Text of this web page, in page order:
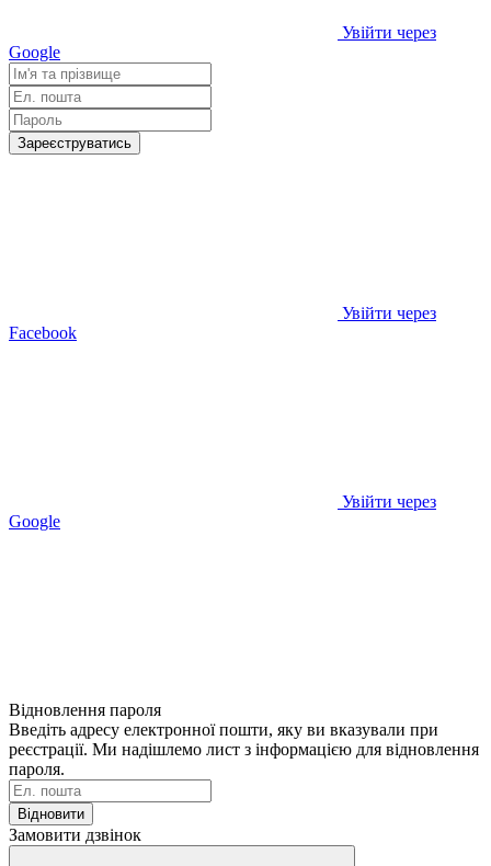
Увійти через
Google
Зареєструватись
Увійти через
Facebook
Увійти через
Google
Відновлення пароля
Введіть адресу електронної пошти, яку ви вказували при
реєстрації. Ми надішлемо лист з інформацією для відновлення
пароля.
Відновити
Замовити дзвінок